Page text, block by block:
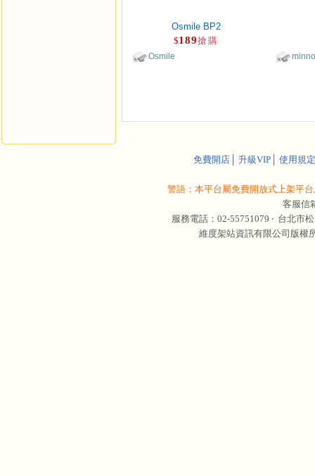
Osmile BP2
$189搶購
Osmile
免費開店│ 升級VIP│ 使用規定
警語：本平台屬免費開放式上架平
客服信
服務電話：02-55751079 ‧ 台北市
維度架站資訊有限公司版權